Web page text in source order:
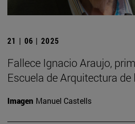
21 | 06 | 2025
Fallece Ignacio Araujo,
Escuela de Arquitectura
Imagen Manuel Castells